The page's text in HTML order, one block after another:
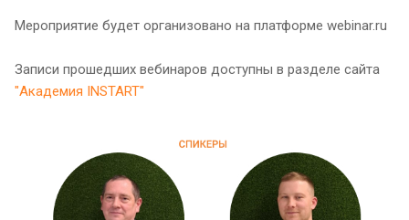
Мероприятие будет организовано на платформе webinar.ru
Записи прошедших вебинаров доступны в разделе сайта
"Академия INSTART"